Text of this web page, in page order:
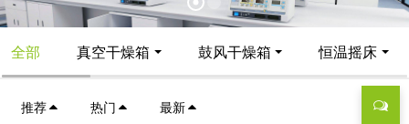
全部 真空干燥箱 鼓风干燥箱 恒温摇床
推荐 热门 最新